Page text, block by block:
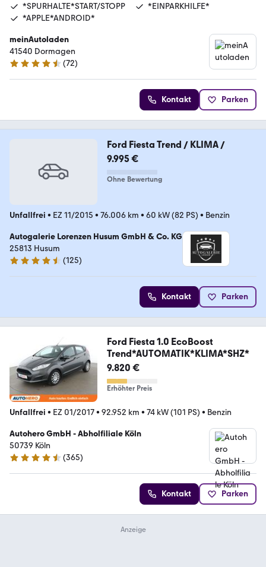
*SPURHALTE*START/STOPP
*EINPARKHILFE*
*APPLE*ANDROID*
meinAutoladen
41540 Dormagen
4.5 Sterne
(72)
Kontakt Parken
Ford Fiesta Trend / KLIMA /
9.995 €
Ohne Bewertung
Unfallfrei • EZ 11/2015 • 76.006 km • 60 kW (82 PS) • Benzin
Autogalerie Lorenzen Husum GmbH & Co. KG
25813 Husum
4.3 Sterne
(125)
Kontakt Parken
Ford Fiesta 1.0 EcoBoost
Trend*AUTOMATIK*KLIMA*SHZ*
9.820 €
Erhöhter Preis
Unfallfrei • EZ 01/2017• 92.952 km • 74 kW (101 PS) • Benzin
Autohero GmbH - Abholfiliale Köln
50739 Köln
4.6 Sterne
(365)
Kontakt Parken